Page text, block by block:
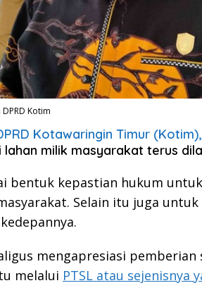
Kotim
Kotawaringin Timur
milik masyarakat terus
bentuk kepastian hukum
Selain itu juga
mengapresiasi
melalui PTSL atau sejenisnya